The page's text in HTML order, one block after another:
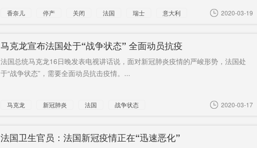
香奈儿 停产 关闭 法国 瑞士
意大利
2020-03-19
马克龙宣布法国处于“战争状态” 全面动员抗疫
法国总统马克龙16日晚发表电视讲话说，面对新冠肺炎疫情的严峻形势，法国处
于“战争状态”，需要全面动员抗击疫情。...
马克龙 新冠肺炎 法国 战争状态 2020-03-17
法国卫生官员：法国新冠疫情正在“迅速恶化”